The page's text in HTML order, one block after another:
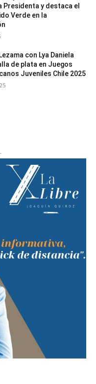
Presidenta y destaca el
Verde en la
con Lya Daniela
de plata en Juegos
Juveniles Chile 2025